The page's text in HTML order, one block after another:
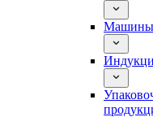
Машины